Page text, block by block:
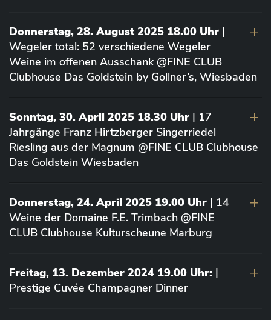
Donnerstag, 28. August 2025 18.00 Uhr |
Wegeler total: 52 verschiedene Wegeler
Weine im offenen Ausschank @FINE CLUB
Clubhouse Das Goldstein by Gollner’s, Wiesbaden
Sonntag, 30. April 2025 18.30 Uhr | 17
Jahrgänge Franz Hirtzberger Singerriedel
Riesling aus der Magnum @FINE CLUB Clubhouse
Das Goldstein Wiesbaden
Donnerstag, 24. April 2025 19.00 Uhr | 14
Weine der Domaine F.E. Trimbach @FINE
CLUB Clubhouse Kulturscheune Marburg
Freitag, 13. Dezember 2024 19.00 Uhr: |
Prestige Cuvée Champagner Dinner